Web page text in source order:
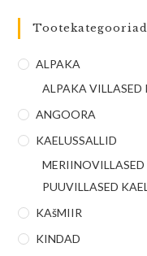
Tootekategooriad
ALPAKA
ALPAKA VILLASED
ANGOORA
KAELUSSALLID
MERIINOVILLASED
PUUVILLASED
KAšMIIR
KINDAD